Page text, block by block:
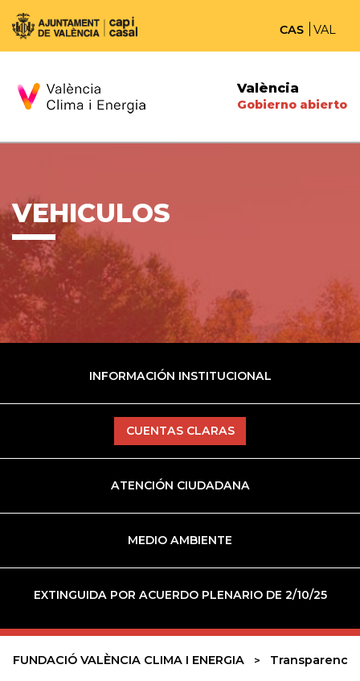
CAS VAL
València
Gobierno abierto
VEHICULOS
INFORMACIÓN INSTITUCIONAL
CUENTAS CLARAS
ATENCIÓN CIUDADANA
MEDIO AMBIENTE
EXTINGUIDA POR ACUERDO PLENARIO DE 2/10/25
FUNDACIÓ VALÈNCIA CLIMA I ENERGIA Transparencia